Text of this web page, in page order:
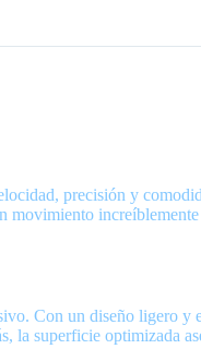
precisión y
movimiento
Con un diseño ligero y
la superficie optimizada